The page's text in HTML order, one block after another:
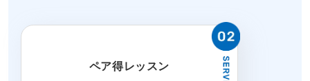
ペア得レッスン